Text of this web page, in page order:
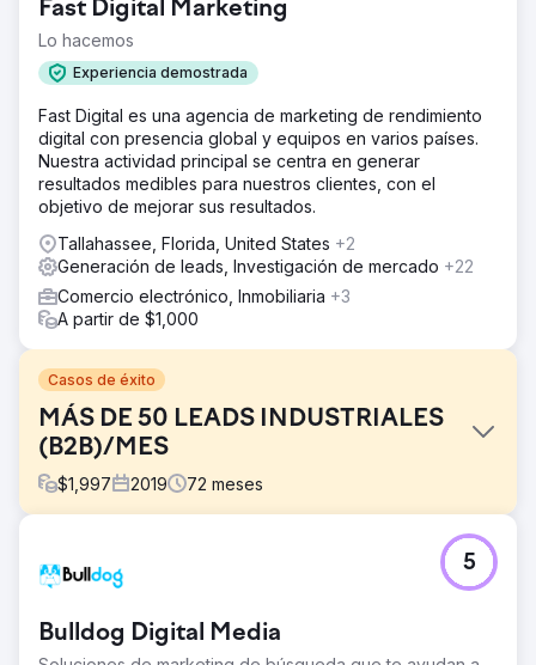
Fast Digital Marketing
Lo hacemos
Experiencia demostrada
Fast Digital es una agencia de marketing de rendimiento
digital con presencia global y equipos en varios países.
Nuestra actividad principal se centra en generar
resultados medibles para nuestros clientes, con el
objetivo de mejorar sus resultados.
Tallahassee, Florida, United States +2
Generación de leads, Investigación de mercado +22
Comercio electrónico, Inmobiliaria +3
A partir de $1,000
Casos de éxito
MÁS DE 50 LEADS INDUSTRIALES
(B2B)/MES
$1,997 2019 72 meses
La empresa de venta y alquiler de montacargas no
recibía clientes potenciales de calidad de la gran
La solución
Bulldog Digital Media
5